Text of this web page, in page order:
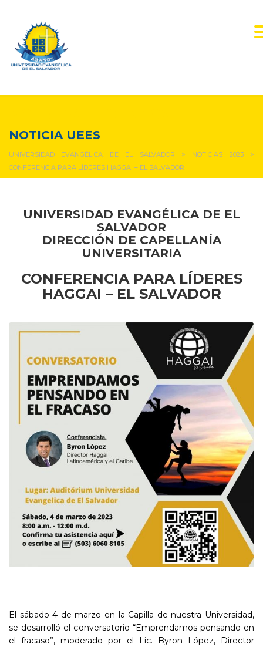
NOTICIA UEES
UNIVERSIDAD EVANGÉLICA DE EL SALVADOR > NOTICIAS 2023>
CONFERENCIA PARA LÍDERES HAGGAI – EL SALVADOR
UNIVERSIDAD EVANGÉLICA DE EL
SALVADOR
DIRECCIÓN DE CAPELLANÍA
UNIVERSITARIA
CONFERENCIA PARA LÍDERES
HAGGAI – EL SALVADOR
El sábado 4 de marzo en la Capilla de nuestra Universidad,
se desarrolló el conversatorio “Emprendamos pensando en
el fracaso”, moderado por el Lic. Byron López, Director